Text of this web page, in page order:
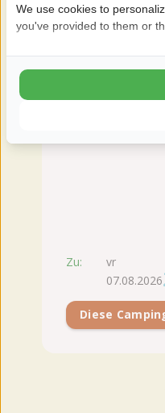
Zu:
vr
07.08.2026
Diese
We use cookies to
you've provided to them or